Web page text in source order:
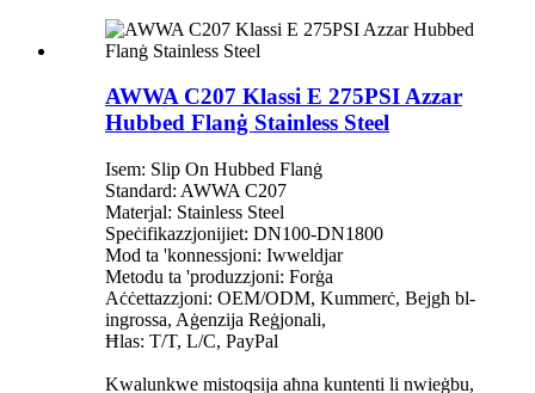
AWWA C207 Klassi E 275PSI Azzar
Hubbed Flanġ Stainless Steel
Isem: Slip On Hubbed Flanġ
Standard: AWWA C207
Materjal: Stainless Steel
Speċifikazzjonijiet: DN100-DN1800
Mod ta 'konnessjoni: Iwweldjar
Metodu ta 'produzzjoni: Forġa
Aċċettazzjoni: OEM/ODM, Kummerċ, Bejgħ bl-
ingrossa, Aġenzija Reġjonali,
Ħlas: T/T, L/C, PayPal
Kwalunkwe mistoqsija aħna kuntenti li nwieġbu,